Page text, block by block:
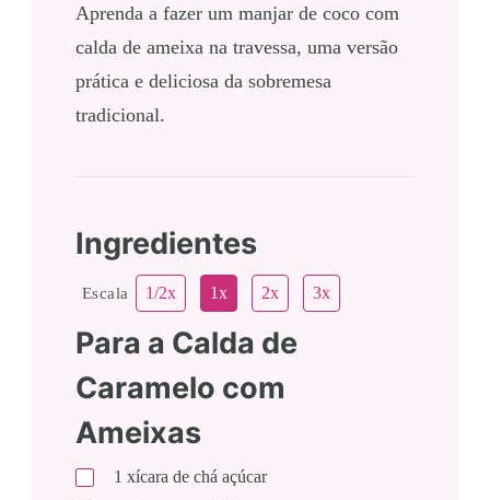
Aprenda a fazer um manjar de coco com
calda de ameixa na travessa, uma versão
prática e deliciosa da sobremesa
tradicional.
Ingredientes
Escala 1/2x 1x 2x 3x
Para a Calda de
Caramelo com
Ameixas
1 xícara de chá açúcar